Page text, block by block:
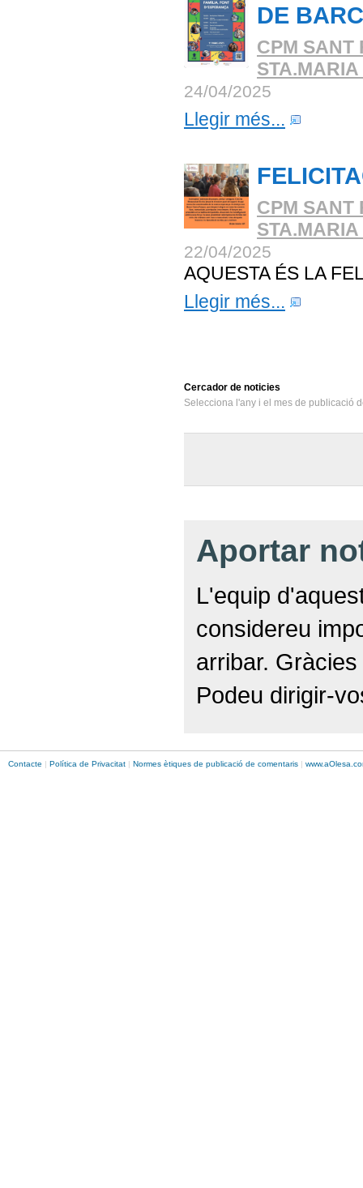
DE
CPM SANT
24/04/2025
Llegir més...
CPM SANT
22/04/2025
AQUESTA ÉS LA
Llegir més...
Cercador de noticies
Selecciona l'any i el mes de publicació
Aportar
L'equip
considereu
arribar.
Podeu dirigir-
Contacte | Política de Privacitat | Normes ètiques de publicació de comentaris | www.aOlesa